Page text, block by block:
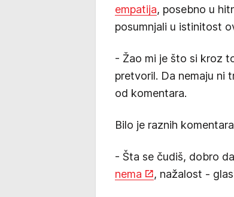
empatija, posebno u
posumnjali u istinitost
- Žao mi je što si kroz
pretvoril. Da nemaju ni
od komentara.
Bilo je raznih
- Šta se čudiš, dobro
nema
, nažalost -